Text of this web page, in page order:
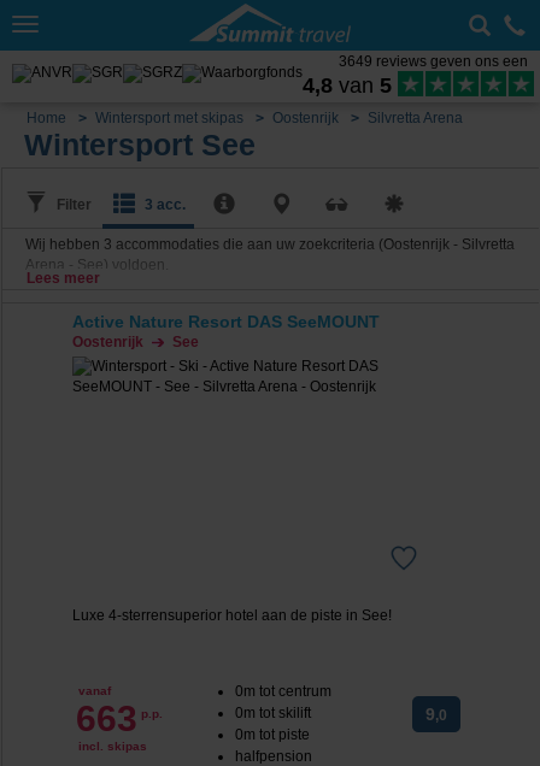
Toggle
3649 reviews geven ons een
4,8 van 5
Home Wintersport met skipas Oostenrijk Silvretta Arena
Wintersport See
Filter 3 acc.
Wij hebben 3 accommodaties die aan uw zoekcriteria (Oostenrijk - Silvretta
Arena - See) voldoen.
Lees meer
Active Nature Resort DAS SeeMOUNT
Oostenrijk See
Luxe 4-sterrensuperior hotel aan de piste in See!
vanaf
663 p.p.
incl. skipas
0m tot centrum
0m tot skilift
0m tot piste
halfpension
9,0